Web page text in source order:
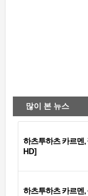
많이 본 뉴스
하츠투하츠 카르멘,
HD]
하츠투하츠 카르멘,